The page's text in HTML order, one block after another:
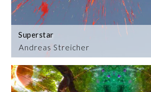
Andreas Streicher
Superstar